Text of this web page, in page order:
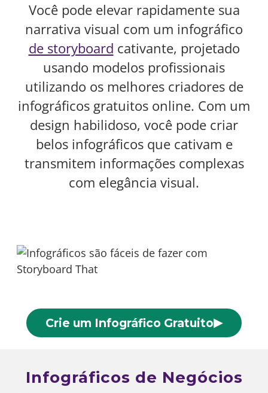
Você pode elevar rapidamente sua
narrativa visual com um infográfico
de storyboard cativante, projetado
usando modelos profissionais
utilizando os melhores criadores de
infográficos gratuitos online. Com um
design habilidoso, você pode criar
belos infográficos que cativam e
transmitem informações complexas
com elegância visual.
Crie um Infográfico Gratuito▶
Infográficos de Negócios